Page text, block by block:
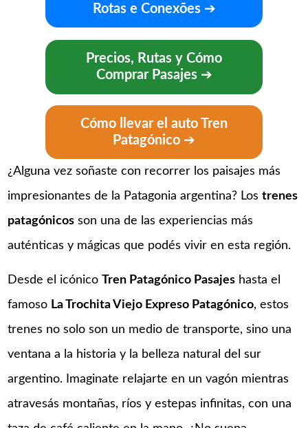
Rotas e Conexões➔
Precios, Rutas y Cómo
Comprar Pasajes➔
Cómo llevar el auto Tren
Patagónico ➔
¿Alguna vez soñaste con recorrer los paisajes más
impresionantes de la Patagonia argentina? Lostrenes
patagónicos son una de las experiencias más
auténticas y mágicas que podés vivir en esta región.
Desde el icónicoTren Patagónico Pasajes hasta el
famoso La Trochita Viejo Expreso Patagónico, estos
trenes no solo son un medio de transporte, sino una
ventana a la historia y la belleza natural del sur
argentino. Imaginate relajarte en un vagón mientras
atravesás montañas, ríos y estepas infinitas, con una